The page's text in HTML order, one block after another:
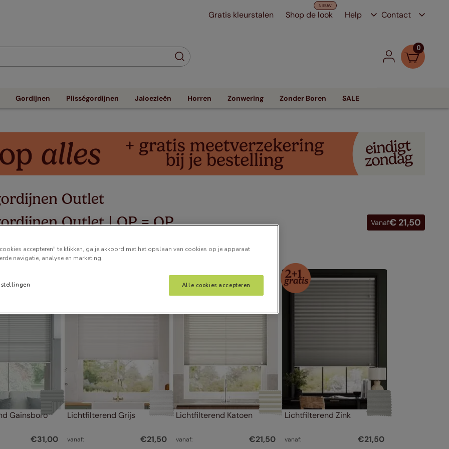
Gratis kleurstalen Shop de look Help Contact
0
Gordijnen Plisségordijnen Jaloezieën Horren Zonwering Zonder Boren SALE
Outlet
Outlet | OP = OP
Vanaf€ 21,50
Gainsboro
€31,00
Lichtfilterend Grijs
vanaf: €21,50
Lichtfilterend Katoen
vanaf: €21,50
Lichtfilterend Zink
vanaf: €21,50
accepteren" te klikken, ga je akkoord met het opslaan van cookies op je apparaat
navigatie, analyse en marketing.
Alle cookies accepteren